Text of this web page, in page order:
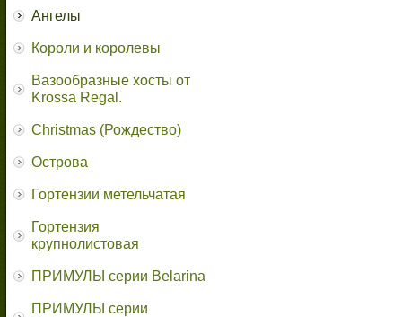
Ангелы
Короли и королевы
Вазообразные хосты от
Krossa Regal.
Christmas (Рождество)
Острова
Гортензии метельчатая
Гортензия
крупнолистовая
ПРИМУЛЫ серии Belarina
ПРИМУЛЫ серии